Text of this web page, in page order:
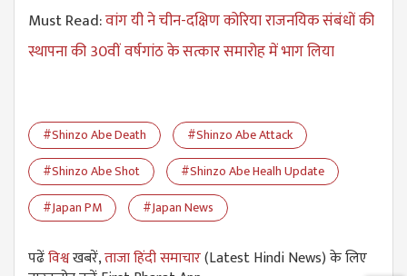
Must Read:वांग यी ने चीन-दक्षिण कोरिया राजनयिक संबंधों की
स्थापना की 30वीं वर्षगांठ के सत्कार समारोह में भाग लिया
#Shinzo Abe Death
#Shinzo Abe Attack
#Shinzo Abe Shot
#Shinzo Abe Healh Update
#Japan PM
#Japan News
पढेंविश्वखबरें,ताजा हिंदी समाचार(Latest Hindi News) के लिए